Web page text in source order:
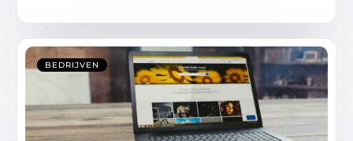
BEDRIJVEN